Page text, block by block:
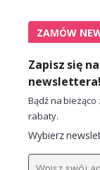
ZAMÓW
Zapisz się
newslettera!
Bądź na
rabaty.
Wybierz